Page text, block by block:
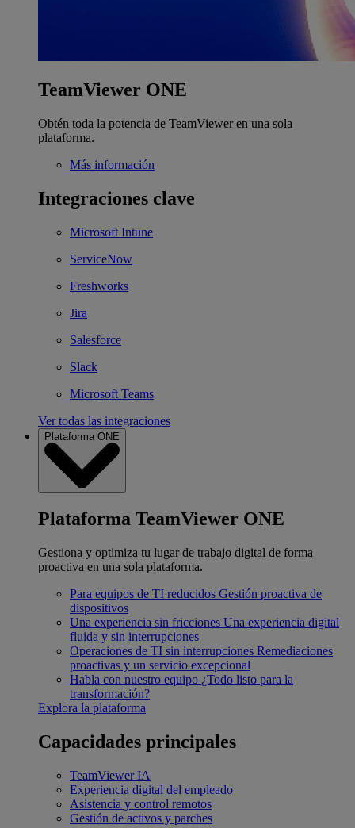
TeamViewer ONE
Obtén toda la potencia de TeamViewer en una sola
plataforma.
Más información
Integraciones clave
Microsoft Intune
ServiceNow
Freshworks
Jira
Salesforce
Slack
Microsoft Teams
Ver todas las integraciones
Plataforma ONE
Plataforma TeamViewer ONE
Gestiona y optimiza tu lugar de trabajo digital de forma
proactiva en una sola plataforma.
Para equipos de TI reducidos Gestión proactiva de
dispositivos
Una experiencia sin fricciones Una experiencia digital
fluida y sin interrupciones
Operaciones de TI sin interrupciones Remediaciones
proactivas y un servicio excepcional
Habla con nuestro equipo ¿Todo listo para la
transformación?
Explora la plataforma
Capacidades principales
TeamViewer IA
Experiencia digital del empleado
Asistencia y control remotos
Gestión de activos y parches